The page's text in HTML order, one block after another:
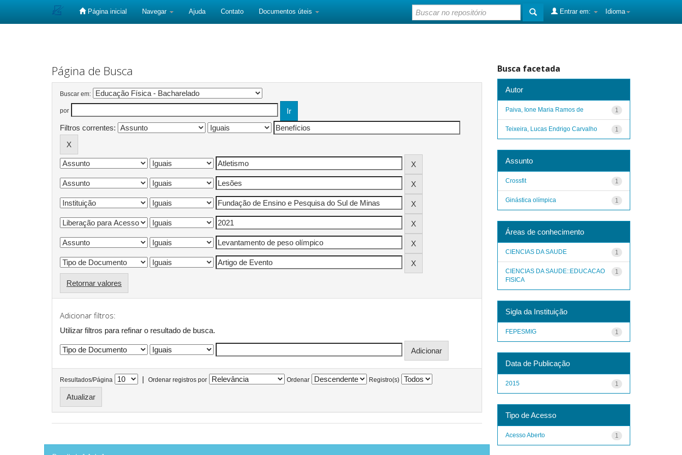
Página inicial Navegar Ajuda Contato Documentos úteis Idioma
Entrar em:
Página de Busca
Buscar em:
por
Filtros correntes:
Retornar valores
Adicionar filtros:
Utilizar filtros para refinar o resultado de busca.
Resultados/Página | Ordenar registros por Ordenar Registro(s)
Busca facetada
Autor
1
Paiva, Ione Maria Ramos de
1
Teixeira, Lucas Endrigo Carvalho
Assunto
1
Crossfit
1
Ginástica olímpica
Áreas de conhecimento
1
CIENCIAS DA SAUDE
1
CIENCIAS DA SAUDE::EDUCACAO
FISICA
Sigla da Instituição
1
FEPESMIG
Data de Publicação
1
2015
Tipo de Acesso
1
Acesso Aberto